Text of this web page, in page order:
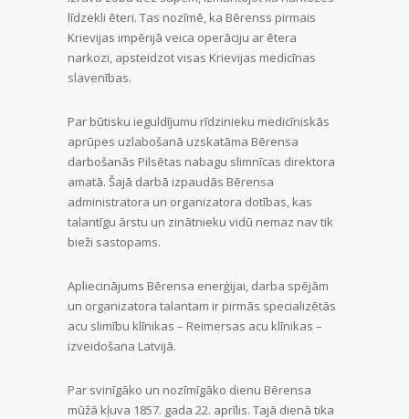
līdzekli ēteri. Tas nozīmē, ka Bērenss pirmais
Krievijas impērijā veica operāciju ar ētera
narkozi, apsteidzot visas Krievijas medicīnas
slavenības.
Par būtisku ieguldījumu rīdzinieku medicīniskās
aprūpes uzlabošanā uzskatāma Bērensa
darbošanās Pilsētas nabagu slimnīcas direktora
amatā. Šajā darbā izpaudās Bērensa
administratora un organizatora dotības, kas
talantīgu ārstu un zinātnieku vidū nemaz nav tik
bieži sastopams.
Apliecinājums Bērensa enerģijai, darba spējām
un organizatora talantam ir pirmās specializētās
acu slimību klīnikas – Reimersas acu klīnikas –
izveidošana Latvijā.
Par svinīgāko un nozīmīgāko dienu Bērensa
mūžā kļuva 1857. gada 22. aprīlis. Tajā dienā tika